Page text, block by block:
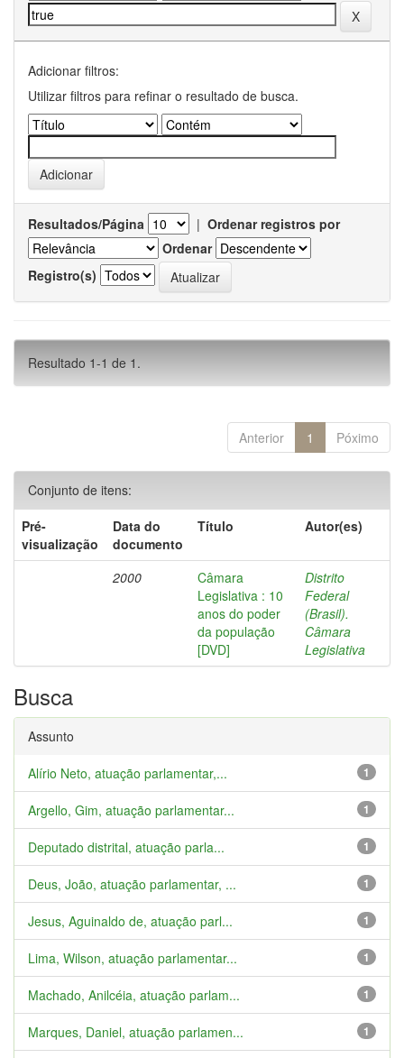
Adicionar filtros:
Utilizar filtros para refinar o resultado de busca.
Resultados/Página | Ordenar registros por
Ordenar
Registro(s)
Resultado 1-1 de 1.
Anterior 1 Póximo
Conjunto de itens:
Pré-
visualização
Data do
documento
Título Autor(es)
2000
Câmara
Legislativa : 10
anos do poder
da população
[DVD]
Distrito
Federal
(Brasil).
Câmara
Legislativa
Busca
Assunto
1
Alírio Neto, atuação parlamentar,...
1
Argello, Gim, atuação parlamentar...
1
Deputado distrital, atuação parla...
1
Deus, João, atuação parlamentar, ...
1
Jesus, Aguinaldo de, atuação parl...
1
Lima, Wilson, atuação parlamentar...
1
Machado, Anilcéia, atuação parlam...
1
Marques, Daniel, atuação parlamen...